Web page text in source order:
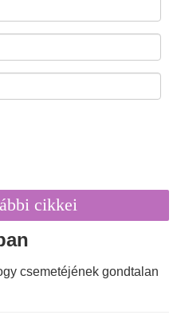
cikkei
csemetéjének gondtalan